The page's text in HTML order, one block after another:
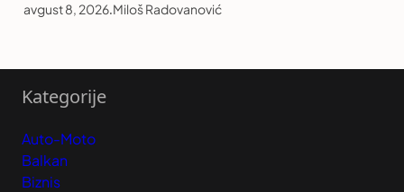
avgust 8, 2026.Miloš Radovanović
Kategorije
Auto-Moto
Balkan
Biznis